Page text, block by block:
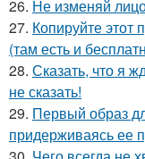
26. Не изменяй
27. Копируйте этот
(там есть и
28. Сказать, что я
не сказать!
29. Первый образ
придерживаясь ее